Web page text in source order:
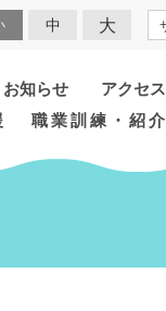
中 大
お知らせ
アクセス
職業訓練・紹介